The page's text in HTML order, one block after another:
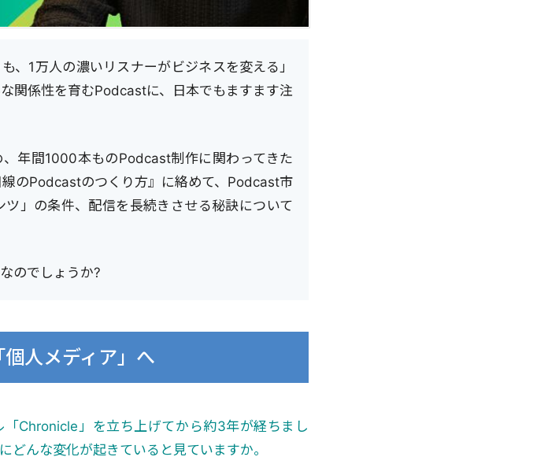
、1万人の濃いリスナーがビジネスを変える」
関係性を育むPodcastに、日本でもますます注
年間1000本ものPodcast制作に関わってきた
のPodcastのつくり方』に絡めて、Podcast市
」の条件、配信を長続きさせる秘訣について
のでしょうか?
人メディア」へ
Chronicle」を立ち上げてから約3年が経ちまし
どんな変化が起きていると見ていますか。